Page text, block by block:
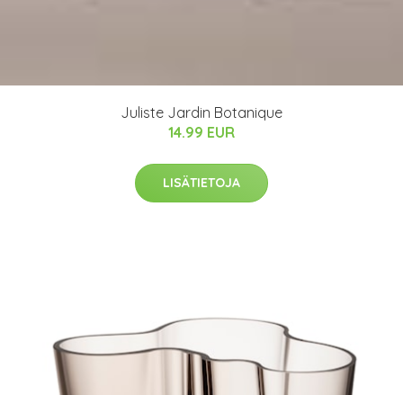
Juliste Jardin Botanique
14.99 EUR
LISÄTIETOJA